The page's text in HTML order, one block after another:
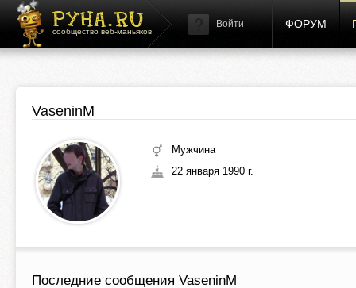
сообщество веб-маньяков
Войти ФОРУМ
VaseninM
Мужчина
22 января 1990 г.
Последние сообщения VaseninM